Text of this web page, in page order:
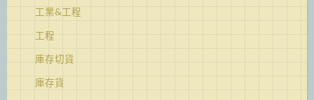
工業&工程
工程
庫存切貨
庫存貨